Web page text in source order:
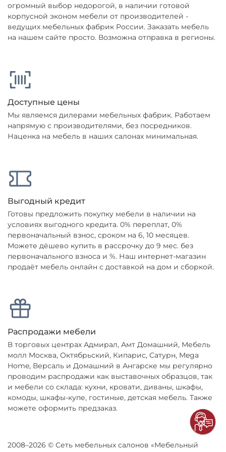
огромный выбор недорогой, в наличии готовой
корпусной эконом мебели от производителей -
ведущих мебельных фабрик России. Заказать мебель
на нашем сайте просто. Возможна отправка в регионы.
Доступные цены
Мы являемся дилерами мебельных фабрик. Работаем
напрямую с производителями, без посредников.
Наценка на мебель в наших салонах минимальная.
Выгодный кредит
Готовы предложить покупку мебели в наличии на
условиях выгодного кредита. 0% переплат, 0%
первоначальный взнос, сроком на 6, 10 месяцев.
Можете дёшево купить в рассрочку до 9 мес. без
первоначального взноса и %. Наш интернет-магазин
продаёт мебель онлайн с доставкой на дом и сборкой.
Распродажи мебели
В торговых центрах Адмирал, Амт Домашний, Мебель
молл Москва, Октябрьский, Кипарис, Сатурн, Mega
Home, Версаль и Домашний в Ангарске мы регулярно
проводим распродажи как выставочных образцов, так
и мебели со склада: кухни, кровати, диваны, шкафы,
комоды, шкафы-купе, гостиные, детская мебель. Также
можете оформить предзаказ.
2008–2026 © Сеть мебельных салонов «Мебельный